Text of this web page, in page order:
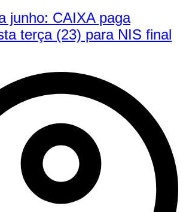
junho: CAIXA paga
terça (23) para NIS final